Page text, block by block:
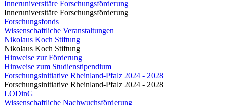
Inneruniversitäre Forschungsförderung
Inneruniversitäre Forschungsförderung
Forschungsfonds
Wissenschaftliche Veranstaltungen
Nikolaus Koch Stiftung
Nikolaus Koch Stiftung
Hinweise zur Förderung
Hinweise zum Studienstipendium
Forschungsinitiative Rheinland-Pfalz 2024 - 2028
Forschungsinitiative Rheinland-Pfalz 2024 - 2028
LODinG
Wissenschaftliche Nachwuchsförderung